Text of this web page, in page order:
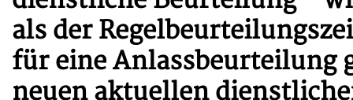
als der
für eine Anlassbeurteilung
neuen aktuellen